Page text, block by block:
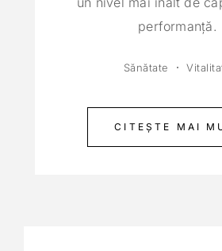
performanţă.
Sănătate
CITEȘTE MAI